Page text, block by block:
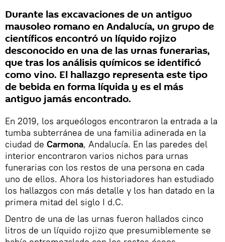
Durante las excavaciones de un antiguo
mausoleo romano en Andalucía, un grupo de
científicos encontró un líquido rojizo
desconocido en una de las urnas funerarias,
que tras los análisis químicos se identificó
como vino. El hallazgo representa este tipo
de bebida en forma líquida y es el más
antiguo jamás encontrado.
En 2019, los arqueólogos encontraron la entrada a la
tumba subterránea de una familia adinerada en la
ciudad de Carmona, Andalucía. En las paredes del
interior encontraron varios nichos para urnas
funerarias con los restos de una persona en cada
uno de ellos. Ahora los historiadores han estudiado
los hallazgos con más detalle y los han datado en la
primera mitad del siglo I d.C.
Dentro de una de las urnas fueron hallados cinco
litros de un líquido rojizo que presumiblemente se